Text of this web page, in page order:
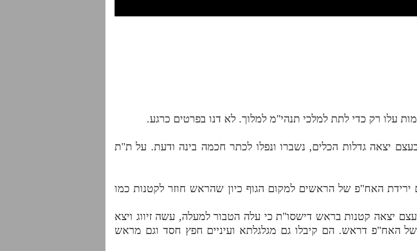
רק כדי לתת למלכי תנהי"מ למלוך. לא דנו בפרטים כרגע.
יצאה גדלות הכלים, נשברו ונפלו לכתר חכמה בינה ודעת. על ת"ת
האח"פ של הראשים למקום הגוף כיון שהראש חוזר לקטנות כמו
יצאה קטנות בראש דישסו"ת כי עלה הטבור למעלה, עשה זיווג ויצא
האח"פ דראש. הם קיבלו גם מגלגלתא ועיניים חפץ חסד וגם מראש